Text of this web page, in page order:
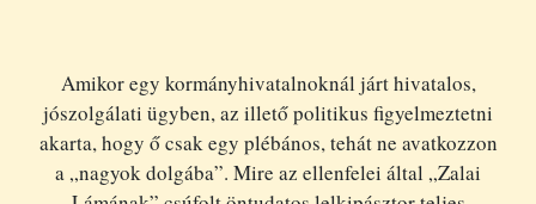
Amikor egy kormányhivatalnoknál járt hivatalos,
jószolgálati ügyben, az illető politikus figyelmeztetni
akarta, hogy ő csak egy plébános, tehát ne avatkozzon
a „nagyok dolgába”. Mire az ellenfelei által „Zalai